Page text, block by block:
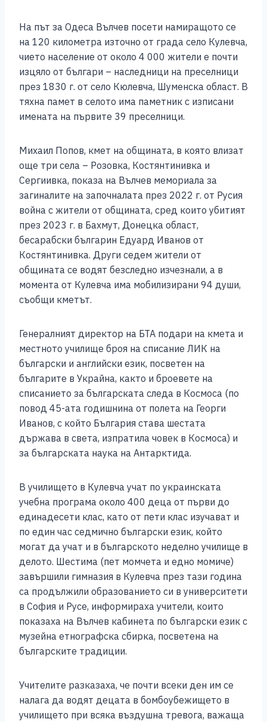
На път за Одеса Вълчев посети намиращото се
на 120 километра източно от града село Кулевча,
чието население от около 4 000 жители е почти
изцяло от българи – наследници на преселници
през 1830 г. от село Кюлевча, Шуменска област. В
тяхна памет в селото има паметник с изписани
имената на първите 39 преселници.
Михаил Попов, кмет на общината, в която влизат
още три села – Розовка, Костянтинивка и
Сергиивка, показа на Вълчев мемориала за
загиналите на започналата през 2022 г. от Русия
война с жители от общината, сред които убитият
през 2023 г. в Бахмут, Донецка област,
бесарабски българин Едуард Иванов от
Костянтинивка. Други седем жители от
общината се водят безследно изчезнали, а в
момента от Кулевча има мобилизирани 94 души,
съобщи кметът.
Генералният директор на БТА подари на кмета и
местното училище броя на списание ЛИК на
български и английски език, посветен на
българите в Украйна, както и броевете на
списанието за българската следа в Космоса (по
повод 45-ата годишнина от полета на Георги
Иванов, с който България става шестата
държава в света, изпратила човек в Космоса) и
за българската наука на Антарктида.
В училището в Кулевча учат по украинската
учебна програма около 400 деца от първи до
единадесети клас, като от пети клас изучават и
по един час седмично български език, който
могат да учат и в българското неделно училище в
делото. Шестима (пет момчета и едно момиче)
завършили гимназия в Кулевча през тази година
са продължили образованието си в университети
в София и Русе, информираха учители, които
показаха на Вълчев кабинета по български език с
музейна етнографска сбирка, посветена на
българските традиции.
Учителите разказаха, че почти всеки ден им се
налага да водят децата в бомбоубежището в
училището при всяка въздушна тревога, важаща